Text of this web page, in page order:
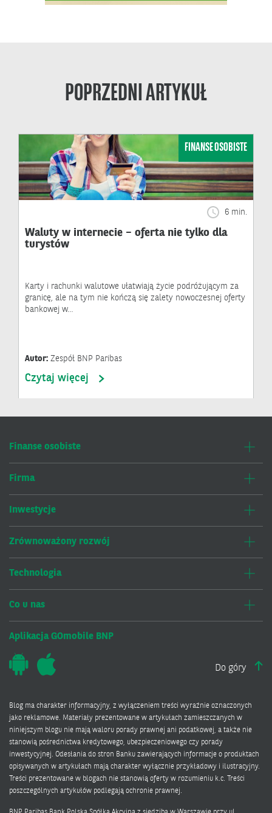
POPRZEDNI ARTYKUŁ
FINANSE OSOBISTE
6 min.
Waluty w internecie – oferta nie tylko dla
turystów
Karty i rachunki walutowe ułatwiają życie podróżującym za
granicę, ale na tym nie kończą się zalety nowoczesnej oferty
bankowej w…
Autor: Zespół BNP Paribas
Czytaj więcej
Finanse osobiste
Firma
Inwestycje
Zrównoważony rozwój
Technologia
Co u nas
Aplikacja GOmobile BNP
Do góry
Blog ma charakter informacyjny, z wyłączeniem treści wyraźnie oznaczonych
jako reklamowe. Materiały prezentowane w artykułach zamieszczanych w
niniejszym blogu nie mają waloru porady prawnej ani podatkowej, a także nie
stanowią pośrednictwa kredytowego, ubezpieczeniowego czy porady
inwestycyjnej. Odesłania do stron Banku zawierających informacje o produktach
opisywanych w artykułach mają charakter wyłącznie przykładowy i ilustracyjny.
Treści prezentowane w blogach nie stanowią oferty w rozumieniu k.c. Treści
poszczególnych artykułów podlegają ochronie prawnej.